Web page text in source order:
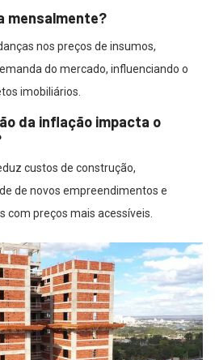
mensalmente?
nos preços de insumos,
do mercado, influenciando o
imobiliários.
da inflação impacta o
custos de construção,
de novos empreendimentos e
com preços mais acessíveis.